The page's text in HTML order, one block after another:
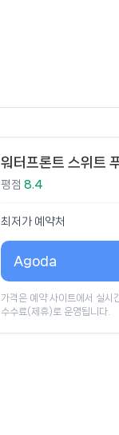
워터프론트 스위트
평점 8.4
최저가 예약처
Agoda
가격은 예약 사이트에서 실시
수수료(제휴)로 운영됩니다.